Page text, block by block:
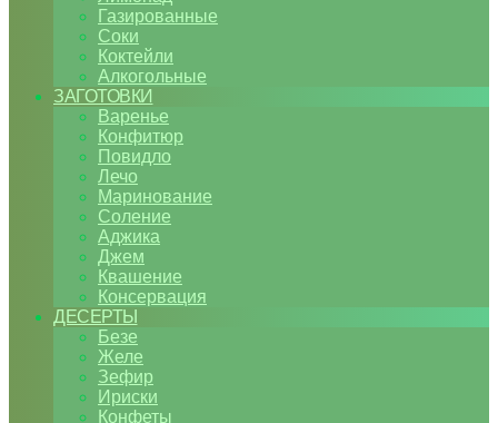
Газированные
Соки
Коктейли
Алкогольные
ЗАГОТОВКИ
Варенье
Конфитюр
Повидло
Лечо
Маринование
Соление
Аджика
Джем
Квашение
Консервация
ДЕСЕРТЫ
Безе
Желе
Зефир
Ириски
Конфеты